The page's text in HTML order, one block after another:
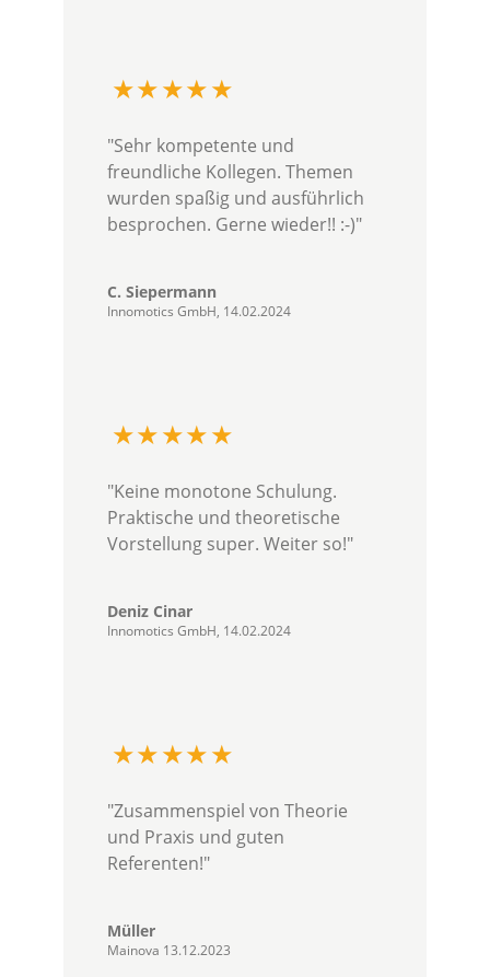
"Sehr kompetente und
freundliche Kollegen. Themen
wurden spaßig und ausführlich
besprochen. Gerne wieder!! :-)"
C. Siepermann
Innomotics GmbH, 14.02.2024
"Keine monotone Schulung.
Praktische und theoretische
Vorstellung super. Weiter so!"
Deniz Cinar
Innomotics GmbH, 14.02.2024
"Zusammenspiel von Theorie
und Praxis und guten
Referenten!"
Müller
Mainova 13.12.2023